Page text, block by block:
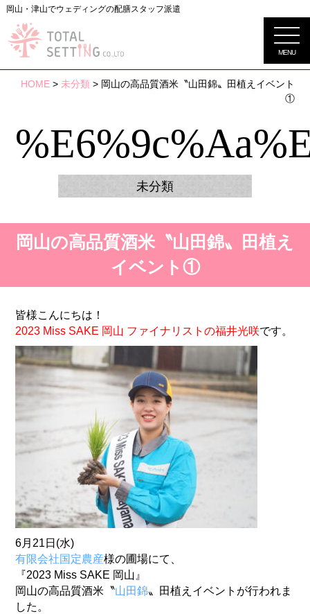
岡山・津山でウェディングの配膳スタッフ派遣
MENU
HOME> 未分類 > 岡山の高品質酒米〝山田錦〟田植えイベント
①
未分類
岡山の高品質酒米〝山田錦〟田植え
イベント①
皆様こんにちは！
2023 Miss SAKE 岡山 ファイナリストの福井光咲です。
6月21日(水)
有限会社国定農産様の圃場にて、
『2023 Miss SAKE 岡山』
岡山の高品質酒米〝山田錦〟田植えイベントが行われま
した。